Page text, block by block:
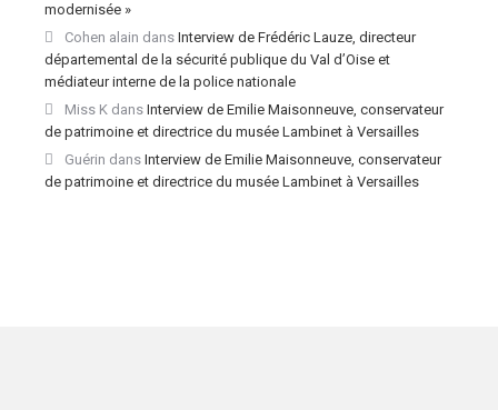
modernisée »
Cohen alain dans Interview de Frédéric Lauze, directeur
départemental de la sécurité publique du Val d’Oise et
médiateur interne de la police nationale
Miss K dans Interview de Emilie Maisonneuve, conservateur
de patrimoine et directrice du musée Lambinet à Versailles
Guérin dans Interview de Emilie Maisonneuve, conservateur
de patrimoine et directrice du musée Lambinet à Versailles